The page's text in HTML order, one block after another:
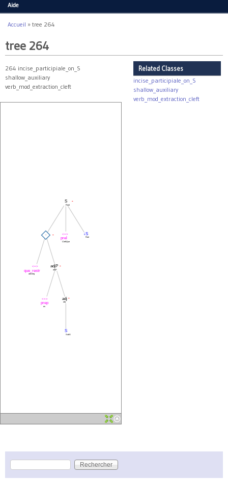
Aide
Vous êtes ici
Accueil » tree 264
tree 264
264 incise_participiale_on_S
shallow_auxiliary
verb_mod_extraction_cleft
↓S
Foot
<=>
prel
CleftQue
S
SubS
adj
adj
-
<=>
prep
en
adjP
adjP
-
<=>
que_restr
advneg
. -
S
Root
-
Related Classes
incise_participiale_on_S
shallow_auxiliary
verb_mod_extraction_cleft
Formulaire de recherche
Rechercher